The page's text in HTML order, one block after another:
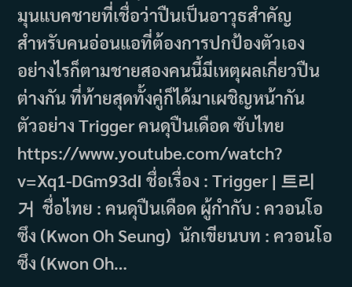
มุนแบคชายที่เชื่อว่าปืนเป็นอาวุธสำคัญ
สำหรับคนอ่อนแอที่ต้องการปกป้องตัวเอง
อย่างไรก็ตามชายสองคนนี้มีเหตุผลเกี่ยวปืน
ต่างกัน ที่ท้ายสุดทั้งคู่ก็ได้มาเผชิญหน้ากัน
ตัวอย่าง Trigger คนดุปืนเดือด ซับไทย
https://www.youtube.com/watch?
v=Xq1-DGm93dI ชื่อเรื่อง : Trigger | 트리
거 ชื่อไทย : คนดุปืนเดือด ผู้กำกับ : ควอนโอ
ซึง (Kwon Oh Seung) นักเขียนบท : ควอนโอ
ซึง (Kwon Oh…